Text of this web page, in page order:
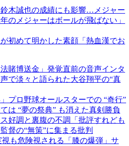
鈴木誠也の成績にも影響…メジャー
のメジャーはボールが飛ばない」
初めて明かした素顔「熱血漢でお
賭博送金」発覚直前の音声インタ
で淡々と語られた大谷翔平の“真
プロ野球オールスターでの “奇行”
は “夢の祭典” も消えた真剣勝負
好調と裏腹の不調「批評すれども
督の“無策”に集まる批判
も危険視される「膝の爆弾」サ